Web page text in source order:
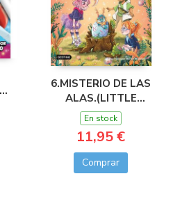
6.MISTERIO DE LAS
ALAS.(LITTLE
DRAGONS)
En stock
11,95 €
Comprar